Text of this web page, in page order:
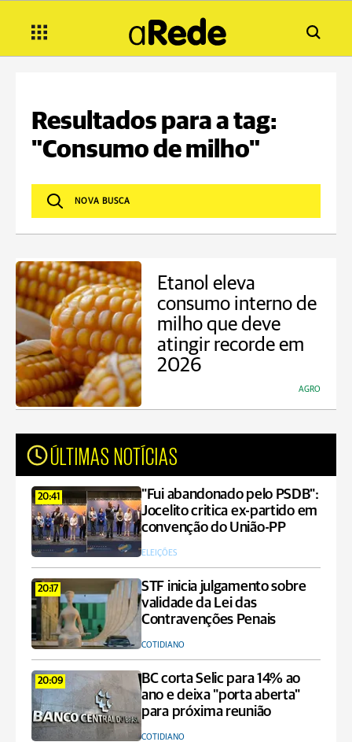
Resultados para a tag:
"Consumo de milho"
Etanol eleva
consumo interno de
milho que deve
atingir recorde em
2026
AGRO
ÚLTIMAS NOTÍCIAS
20:41
"Fui abandonado pelo PSDB":
Jocelito critica ex-partido em
convenção do União-PP
ELEIÇÕES
20:17
STF inicia julgamento sobre
validade da Lei das
Contravenções Penais
COTIDIANO
20:09
BC corta Selic para 14% ao
ano e deixa "porta aberta"
para próxima reunião
COTIDIANO